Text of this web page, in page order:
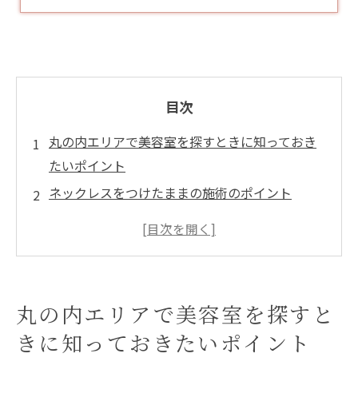
目次
丸の内エリアで美容室を探すときに知っておき
たいポイント
ネックレスをつけたままの施術のポイント
ネックレスをつけたままでも安心な美容室の特
と対策
ネックレスが気になる人におすすめの施術方法
丸の内エリアで美容室を探すと
きに知っておきたいポイント